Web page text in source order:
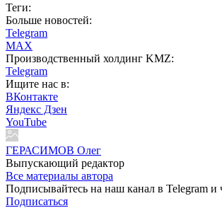
Теги:
Больше новостей:
Telegram
MAX
Производственный холдинг KMZ:
Telegram
Ищите нас в:
ВКонтакте
Яндекс Дзен
YouTube
ГЕРАСИМОВ Олег
Выпускающий редактор
Все материалы автора
Подписывайтесь на наш канал в Telegram и
Подписаться